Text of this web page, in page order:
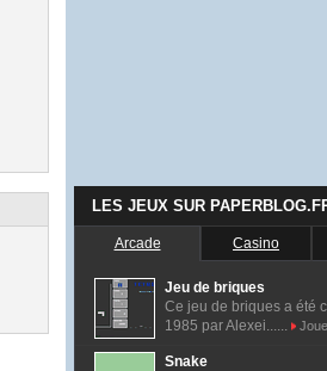
LES JEUX SUR
Arcade Casino
Jeu de briques
Ce jeu de briques a été
1985 par Alexei......
Snake